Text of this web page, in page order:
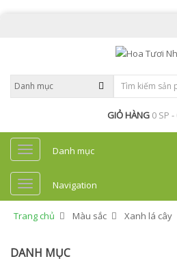
GIỎ HÀNG 0 SP
Danh mục
Navigation
Trang chủ Màu sắc Xanh lá cây
DANH MỤC